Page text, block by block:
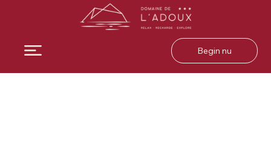
Begin nu